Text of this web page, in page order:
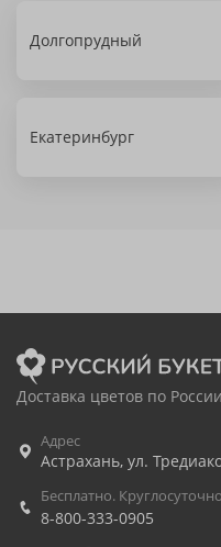
Долгопрудный
Екатеринбург
Доставка цветов по
Адрес
Астрахань, ул.
Бесплатно. Круглосуточно
8-800-333-0905